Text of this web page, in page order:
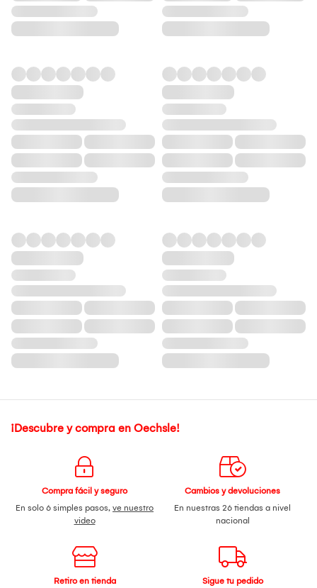
¡Descubre y compra en Oechsle!
Compra fácil y seguro
En solo 6 simples pasos, ve nuestro
video
Cambios y devoluciones
En nuestras 26 tiendas a nivel
nacional
Retiro en tienda
Sigue tu pedido